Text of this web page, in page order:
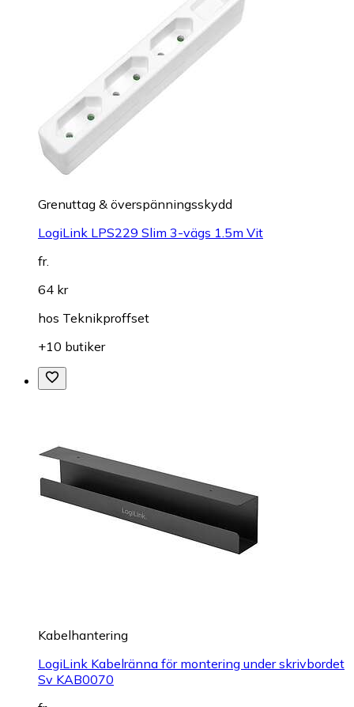
Grenuttag & överspänningsskydd
LogiLink LPS229 Slim 3-vägs 1.5m Vit
fr.
64 kr
hos Teknikproffset
+10 butiker
Kabelhantering
LogiLink Kabelränna för montering under skrivbordet
Sv KAB0070